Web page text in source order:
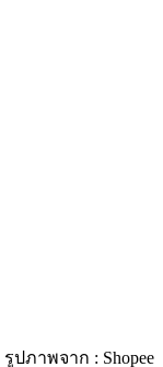
รูปภาพจาก : Shopee